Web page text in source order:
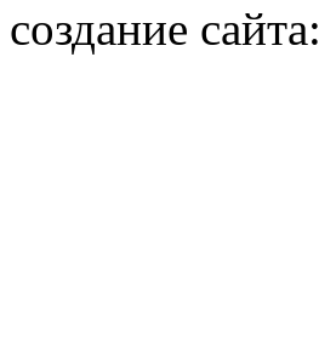
создание сайта: